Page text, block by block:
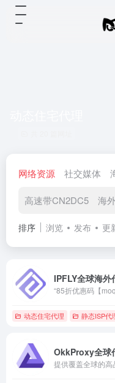
网络资源 社交媒体
高速带CN2DC5 海
排序 浏览 发布 更
IPFLY全球海外
动态住宅代理 静态ISP代
OkkProxy全球